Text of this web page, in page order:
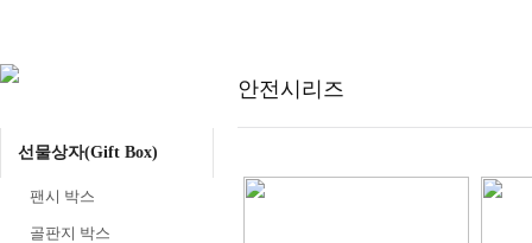
선물상자(Gift Box)
팬시 박스
골판지 박스
안전시리즈